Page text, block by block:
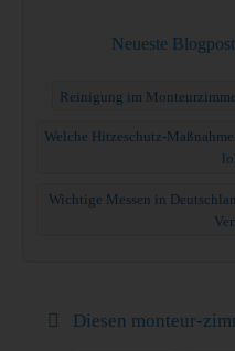
Neueste
Reinigung im
Welche Hitzeschutz-
Wichtige Messen in
Diesen monteur-